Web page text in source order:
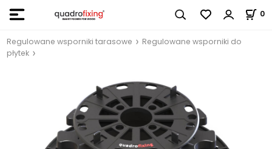
0
Regulowane wsporniki tarasowe
Regulowane wsporniki do
płytek